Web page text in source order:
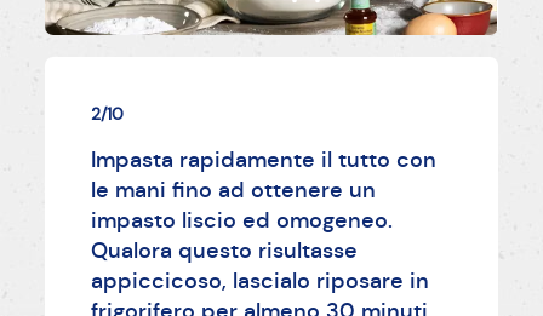
2/10
Impasta rapidamente il tutto con
le mani fino ad ottenere un
impasto liscio ed omogeneo.
Qualora questo risultasse
appiccicoso, lascialo riposare in